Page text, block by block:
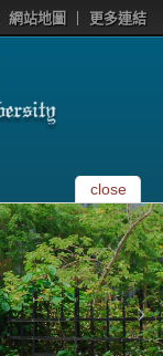
網站地圖 更多連結
close